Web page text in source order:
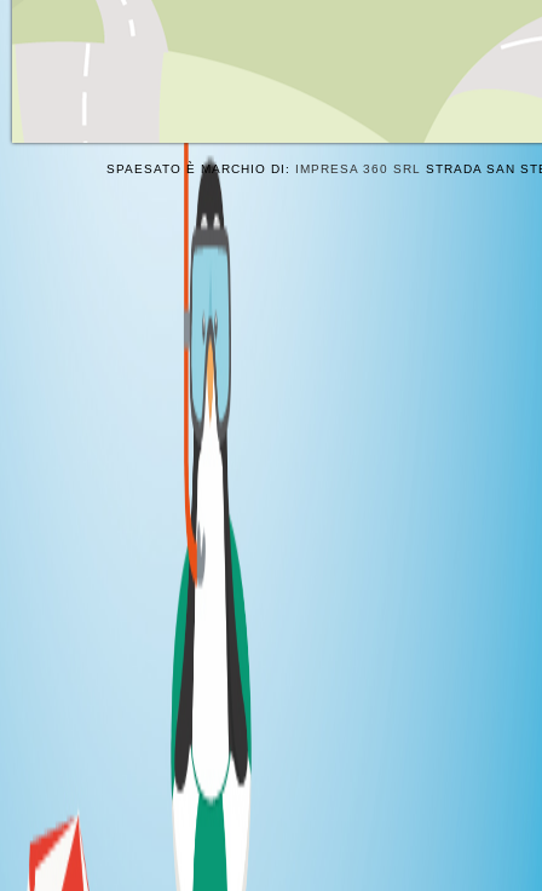
SPAESATO È MARCHIO DI: IMPRESA 360 SRL STRADA SAN